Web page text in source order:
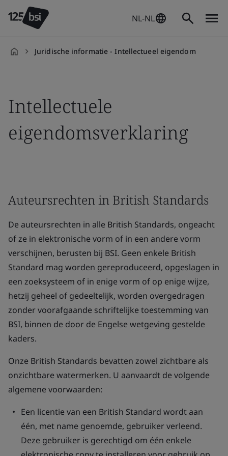
NL-NL
Juridische informatie - Intellectueel eigendom
Intellectuele
eigendomsverklaring
Auteursrechten in British Standards
De auteursrechten in alle British Standards, ongeacht
of ze in elektronische vorm of in een andere vorm
verschijnen, berusten bij BSI. Geen enkele British
Standard mag worden gereproduceerd, opgeslagen in
een zoeksysteem of in enige vorm of op enige wijze,
hetzij geheel of gedeeltelijk, worden overgedragen
zonder voorafgaande schriftelijke toestemming van
BSI, binnen de door de Engelse wetgeving gestelde
kaders.
Onze British Standards bevatten zowel zichtbare als
onzichtbare watermerken. U aanvaardt de volgende
algemene voorwaarden:
Een licentie van een British Standard wordt aan
één, met name genoemde, gebruiker verleend.
Deze gebruiker is gerechtigd om één enkele